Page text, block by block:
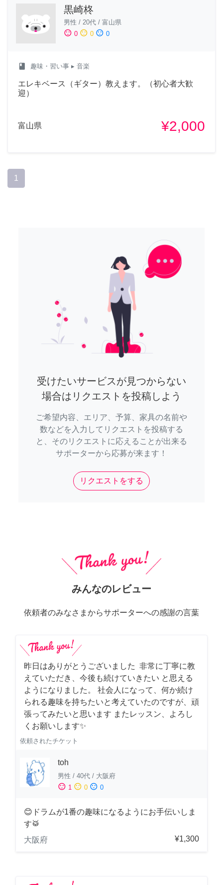
黒崎柊
男性 / 20代 / 富山県
sentiment_satisfied 0 sentiment_neutral 0 sentiment_dissatisfied 0
class 趣味・習い事 ▸ 音楽
エレキベース（ギター）教えます。（初心者大歓
迎）
富山県 ¥2,000
1
受けたいサービスが見つからない
場合はリクエストを投稿しよう
ご希望内容、エリア、予算、家具の名前や
数などを入力してリクエストを投稿する
と、そのリクエストに応えることが出来る
サポーターから応募が来ます！
リクエストをする
みんなのレビュー
依頼者のみなさまからサポーターへの感謝の言葉
昨日はありがとうございました 非常に丁寧に教
えていただき、今後も続けていきたい と思える
ようになりました。 社会人になって、何か続け
られる趣味を持ちたいと考えていたのですが、頑
張ってみたいと思います またレッスン、よろし
くお願いします✨
依頼されたチケット
toh
男性 / 40代 / 大阪府
sentiment_satisfied 1 sentiment_neutral 0 sentiment_dissatisfied 0
😊ドラムが1番の趣味になるようにお手伝いしま
す🥁
大阪府
¥1,300